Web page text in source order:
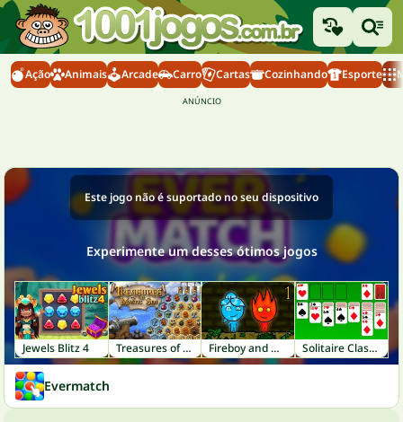
Ação Animais Arcade Carro Cartas Cozinhando Esporte
Este jogo não é suportado no seu dispositivo
Experimente um desses ótimos jogos
Jewels Blitz 4 Treasures of the Mystic Sea Fireboy and Watergirl 1: Forest Temple Solitaire Classic
Evermatch